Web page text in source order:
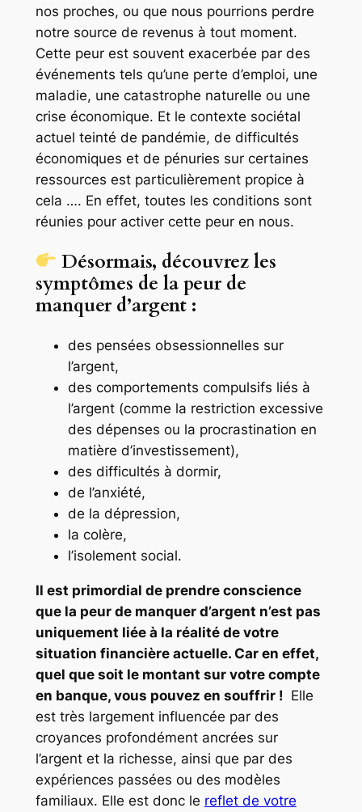
nos proches, ou que nous pourrions perdre
notre source de revenus à tout moment.
Cette peur est souvent exacerbée par des
événements tels qu’une perte d’emploi, une
maladie, une catastrophe naturelle ou une
crise économique. Et le contexte sociétal
actuel teinté de pandémie, de difficultés
économiques et de pénuries sur certaines
ressources est particulièrement propice à
cela …. En effet, toutes les conditions sont
réunies pour activer cette peur en nous.
Désormais, découvrez les
symptômes de la peur de
manquer d’argent :
des pensées obsessionnelles sur
l’argent,
des comportements compulsifs liés à
l’argent (comme la restriction excessive
des dépenses ou la procrastination en
matière d’investissement),
des difficultés à dormir,
de l’anxiété,
de la dépression,
la colère,
l’isolement social.
Il est primordial de prendre conscience
que la peur de manquer d’argent n’est pas
uniquement liée à la réalité de votre
situation financière actuelle. Car en effet,
quel que soit le montant sur votre compte
en banque, vous pouvez en souffrir ! Elle
est très largement influencée par des
croyances profondément ancrées sur
l’argent et la richesse, ainsi que par des
expériences passées ou des modèles
familiaux. Elle est donc le reflet de votre